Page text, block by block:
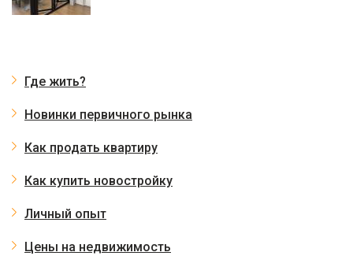
Где жить?
Новинки первичного рынка
Как продать квартиру
Как купить новостройку
Личный опыт
Цены на недвижимость